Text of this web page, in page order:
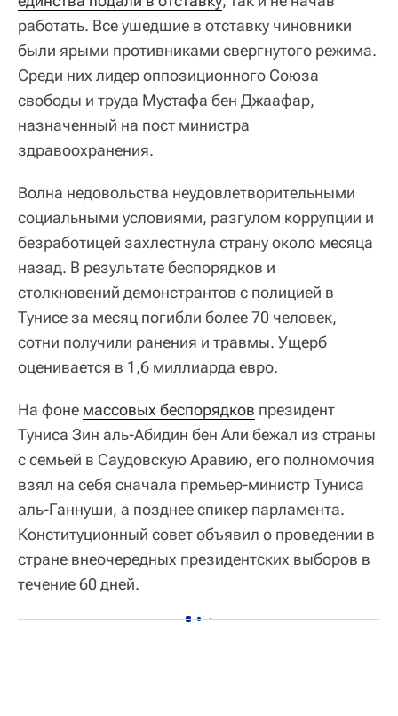
работать. Все ушедшие в отставку чиновники
были ярыми противниками свергнутого режима.
Среди них лидер оппозиционного Союза
свободы и труда Мустафа бен Джаафар,
назначенный на пост министра
здравоохранения.
Волна недовольства неудовлетворительными
социальными условиями, разгулом коррупции и
безработицей захлестнула страну около месяца
назад. В результате беспорядков и
столкновений демонстрантов с полицией в
Тунисе за месяц погибли более 70 человек,
сотни получили ранения и травмы. Ущерб
оценивается в 1,6 миллиарда евро.
На фоне массовых беспорядков президент
Туниса Зин аль-Абидин бен Али бежал из страны
с семьей в Саудовскую Аравию, его полномочия
взял на себя сначала премьер-министр Туниса
аль-Ганнуши, а позднее спикер парламента.
Конституционный совет объявил о проведении в
стране внеочередных президентских выборов в
течение 60 дней.